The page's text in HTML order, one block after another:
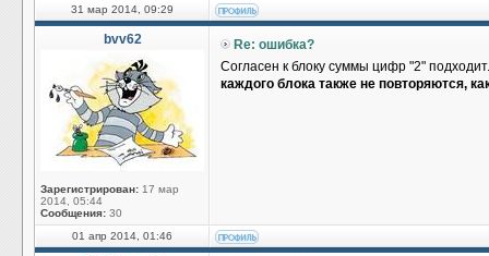
31 мар 2014, 09:29
bvv62
Зарегистрирован: 17 мар
2014, 05:44
Сообщения: 30
Re: ошибка?
Согласен к блоку суммы цифр "2"
каждого блока также не повторяются,
01 апр 2014, 01:46